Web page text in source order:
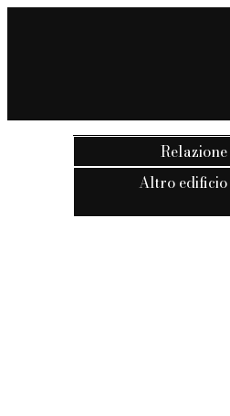
Relazione
Altro edificio